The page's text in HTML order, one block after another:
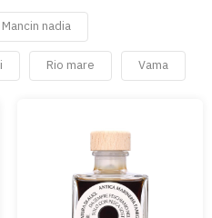
Mancin nadia
Rio mare Vama